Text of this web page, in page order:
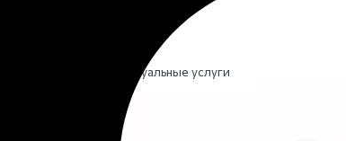
Заказать ритуальные услуги